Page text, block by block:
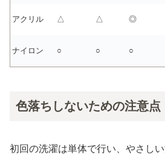
アクリル △ △ ◎
ナイロン ○ ○ ○
色落ちしないための注意点
初回の洗濯は単体で行い、やさし